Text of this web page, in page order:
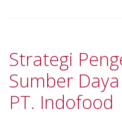
Strategi
Sumber
PT. Indofood